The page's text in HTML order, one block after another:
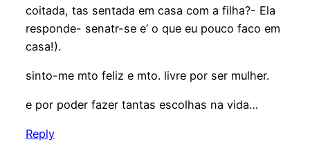
coitada, tas sentada em casa com a filha?- Ela
responde- senatr-se e’ o que eu pouco faco em
casa!).
sinto-me mto feliz e mto. livre por ser mulher.
e por poder fazer tantas escolhas na vida…
Reply